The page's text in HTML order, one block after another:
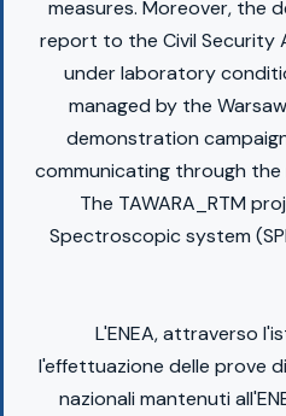
measures. Moreover, the
report to the Civil Security
under laboratory
managed by the
demonstration
communicating through the
The TAWARA_RTM
Spectroscopic system
L'ENEA, attraverso
l'effettuazione delle prove
nazionali mantenuti